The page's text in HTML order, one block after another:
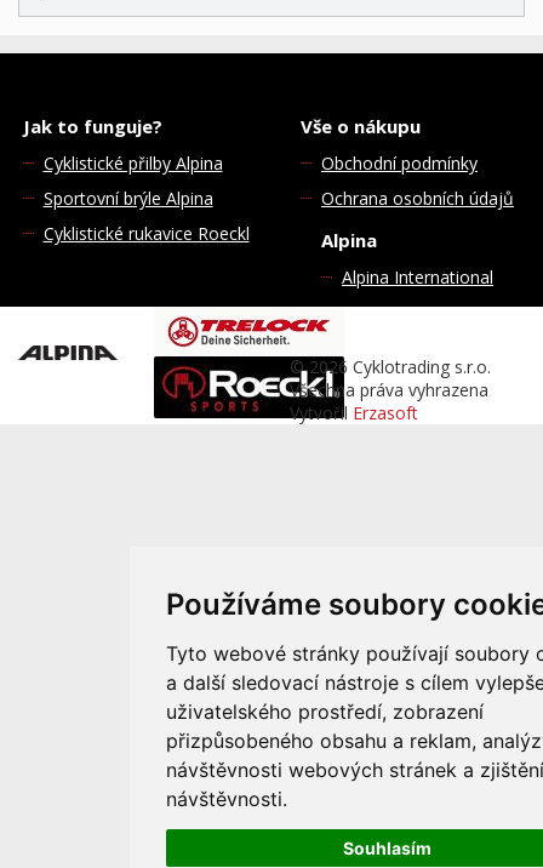
Používáme soubory
Tyto webové stránky používají soubory
a další sledovací nástroje s cílem
uživatelského prostředí, zobrazení
přizpůsobeného obsahu a reklam,
návštěvnosti webových stránek a
návštěvnosti.
Souhlasím
Jak to funguje?
Cyklistické přilby Alpina
Sportovní brýle Alpina
Cyklistické rukavice Roeckl
Vše o nákupu
Obchodní podmínky
Ochrana osobních údajů
Alpina
Alpina International
© 2026 Cyklotrading s.r.o.
Všechna práva vyhrazena
Vytvořil Erzasoft